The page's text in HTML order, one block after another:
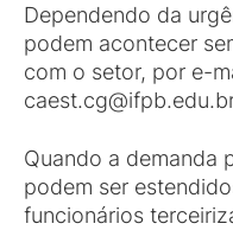
Dependendo da
podem acontecer
com o setor, por e-
Quando a demanda
podem ser
funcionários